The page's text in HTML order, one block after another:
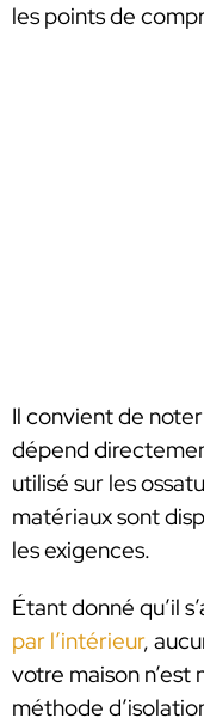
les points de
Il convient de
dépend
utilisé sur les
matériaux sont
les exigences.
Étant donné qu’il
par l’intérieur,
votre maison
méthode